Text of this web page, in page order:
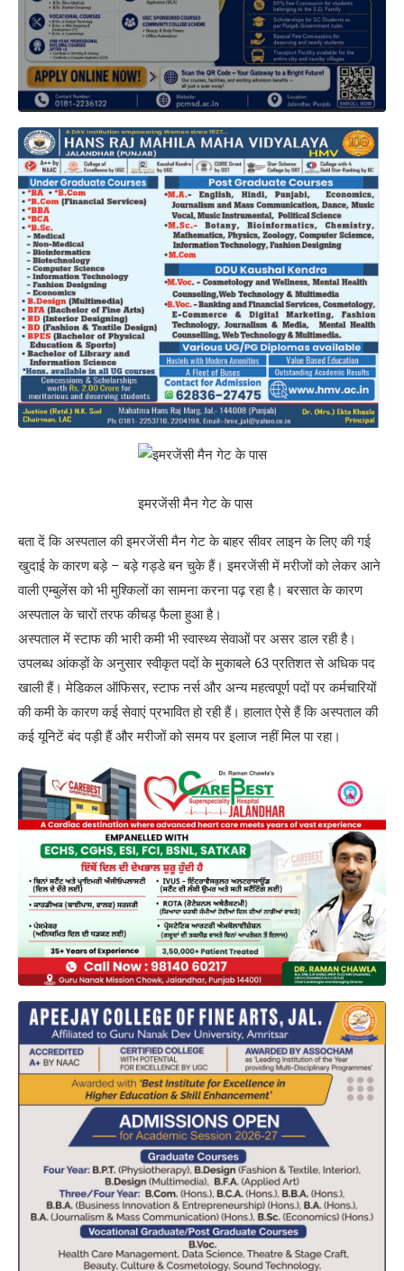
इमरजेंसी मैन गेट के पास
बता दें कि अस्पताल की इमरजेंसी मैन गेट के बाहर सीवर लाइन के लिए की गई
खुदाई के कारण बड़े – बड़े गड्डे बन चुके हैं। इमरजेंसी में मरीजों को लेकर आने
वाली एम्बुलेंस को भी मुश्किलों का सामना करना पढ़ रहा है। बरसात के कारण
अस्पताल के चारों तरफ कीचड़ फैला हुआ है।
अस्पताल में स्टाफ की भारी कमी भी स्वास्थ्य सेवाओं पर असर डाल रही है।
उपलब्ध आंकड़ों के अनुसार स्वीकृत पदों के मुकाबले 63 प्रतिशत से अधिक पद
खाली हैं। मेडिकल ऑफिसर, स्टाफ नर्स और अन्य महत्वपूर्ण पदों पर कर्मचारियों
की कमी के कारण कई सेवाएं प्रभावित हो रही हैं। हालात ऐसे हैं कि अस्पताल की
कई यूनिटें बंद पड़ी हैं और मरीजों को समय पर इलाज नहीं मिल पा रहा।